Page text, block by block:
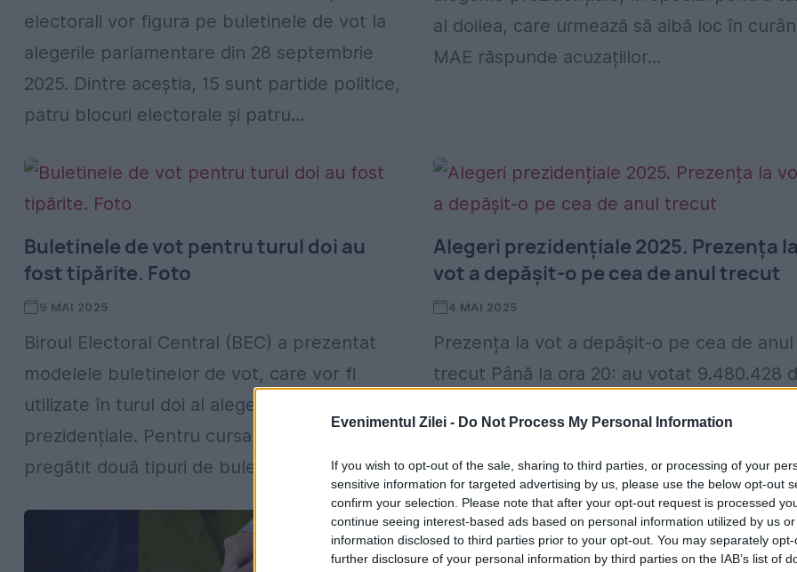
Evenimentul Zilei - Do Not Process My Personal Information
If you wish to opt-out of the sale, sharing to third parties, or processing of your
sensitive information for targeted advertising by us, please use the below opt-out
confirm your selection. Please note that after your opt-out request is processed
continue seeing interest-based ads based on personal information utilized by us
information disclosed to third parties prior to your opt-out. You may separately
further disclosure of your personal information by third parties on the IAB’s list of
electorali vor figura pe buletinele de vot la
alegerile parlamentare din 28 septembrie
2025. Dintre aceștia, 15 sunt partide politice,
patru blocuri electorale și patru...
al doilea, care urmează să aibă loc în
MAE răspunde acuzațiilor...
Buletinele de vot pentru turul doi au
fost tipărite. Foto
9 MAI 2025
Biroul Electoral Central (BEC) a prezentat
modelele buletinelor de vot, care vor fi
utilizate în turul doi al alegerilor
prezidențiale. Pentru cursa finală. instituția a
pregătit două tipuri de buletine: unul...
Alegeri prezidențiale 2025. Prezența
vot a depășit-o pe cea de anul trecut
4 MAI 2025
Prezența la vot a depășit-o pe cea de anul
trecut Până la ora 20: au votat 9.480.428
alegerile anulate de anul...